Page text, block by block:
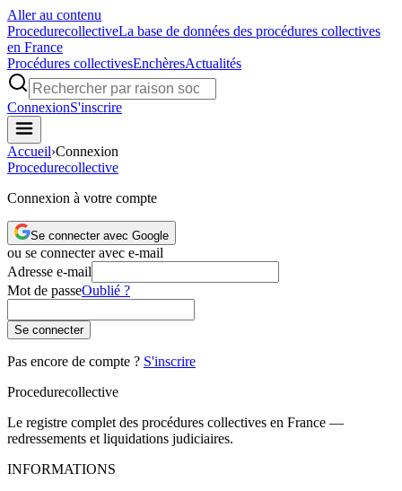
Aller au contenu
ProcedurecollectiveLa base de données des procédures collectives
en France
Procédures collectivesEnchèresActualités
ConnexionS'inscrire
Accueil›Connexion
Procedurecollective
Connexion à votre compte
Se connecter avec Google
ou se connecter avec e-mail
Adresse e-mail
Mot de passeOublié ?
Se connecter
Pas encore de compte ? S'inscrire
Procedurecollective
Le registre complet des procédures collectives en France —
redressements et liquidations judiciaires.
INFORMATIONS